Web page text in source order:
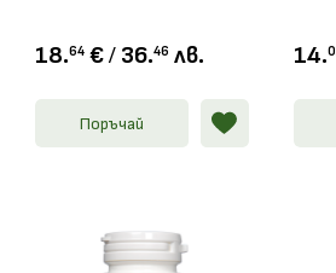
18.64 € / 36.46 лв.
Поръчай
14.